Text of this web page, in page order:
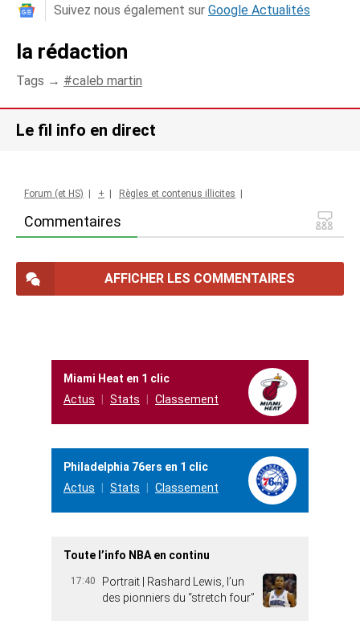
Suivez nous également sur Google Actualités
la rédaction
Tags → caleb martin
Le fil info en direct
Commentaires
Forum (et HS) + Règles et contenus illicites
AFFICHER LES COMMENTAIRES
Miami Heat en 1 clic
Actus
Stats Classement
Philadelphia 76ers en 1 clic
Actus
Stats Classement
Toute l’info NBA en continu
17:40
Portrait | Rashard Lewis, l’un
des pionniers du “stretch four”